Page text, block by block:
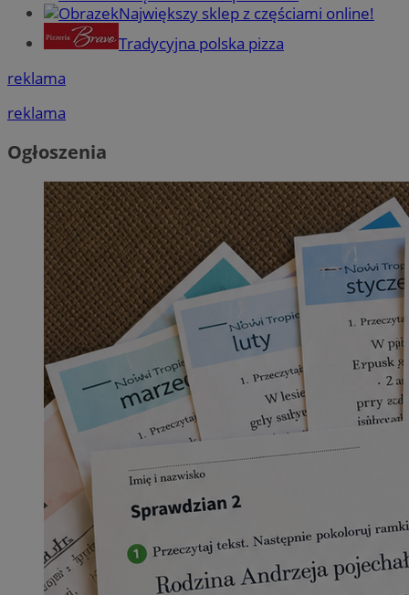
Największy sklep z częściami online!
Tradycyjna polska pizza
reklama
reklama
Ogłoszenia